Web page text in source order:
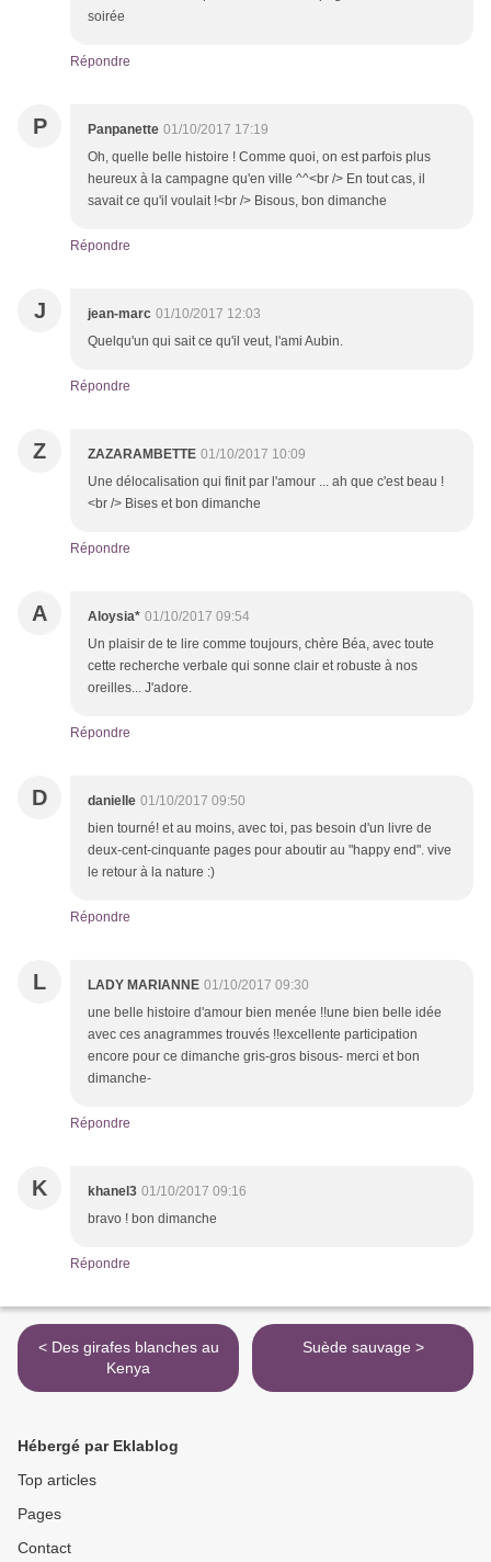
soirée
Répondre
P Panpanette 01/10/2017 17:19
Oh, quelle belle histoire ! Comme quoi, on est parfois plus
heureux à la campagne qu'en ville ^^<br /> En tout cas, il
savait ce qu'il voulait !<br /> Bisous, bon dimanche
Répondre
J jean-marc 01/10/2017 12:03
Quelqu'un qui sait ce qu'il veut, l'ami Aubin.
Répondre
Z ZAZARAMBETTE 01/10/2017 10:09
Une délocalisation qui finit par l'amour ... ah que c'est beau !
<br /> Bises et bon dimanche
Répondre
A Aloysia* 01/10/2017 09:54
Un plaisir de te lire comme toujours, chère Béa, avec toute
cette recherche verbale qui sonne clair et robuste à nos
oreilles... J'adore.
Répondre
D danielle 01/10/2017 09:50
bien tourné! et au moins, avec toi, pas besoin d'un livre de
deux-cent-cinquante pages pour aboutir au "happy end". vive
le retour à la nature :)
Répondre
L LADY MARIANNE 01/10/2017 09:30
une belle histoire d'amour bien menée !!une bien belle idée
avec ces anagrammes trouvés !!excellente participation
encore pour ce dimanche gris-gros bisous- merci et bon
dimanche-
Répondre
K khanel3 01/10/2017 09:16
bravo ! bon dimanche
Répondre
< Des girafes blanches au
Kenya
Suède sauvage >
Hébergé par Eklablog
Top articles
Pages
Contact